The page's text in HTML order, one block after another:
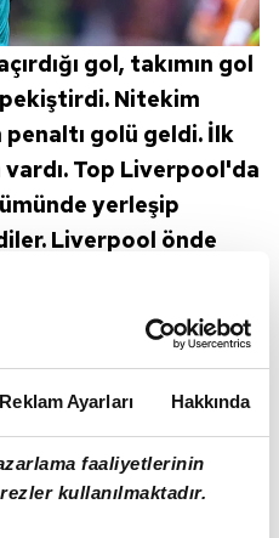
Reklam Ayarları Hakkında
faaliyetlerinin
kullanılmaktadır.
gol, takımın gol
pekiştirdi. Nitekim
penaltı golü geldi. İlk
Top Liverpool'da
yerleşip
Liverpool önde
istedi.